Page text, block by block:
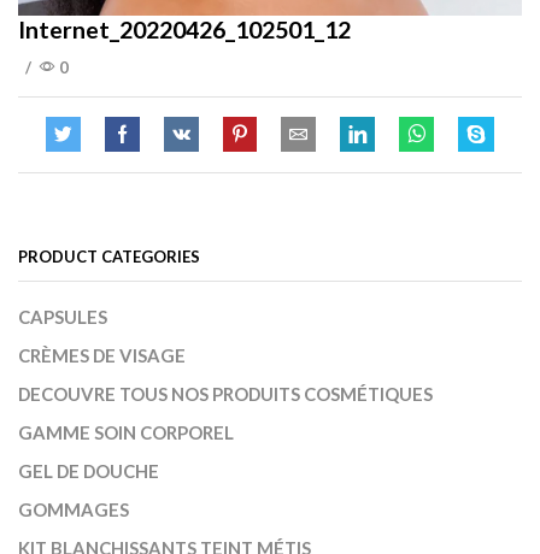
Internet_20220426_102501_12
/ 0
PRODUCT CATEGORIES
CAPSULES
CRÈMES DE VISAGE
DECOUVRE TOUS NOS PRODUITS COSMÉTIQUES
GAMME SOIN CORPOREL
GEL DE DOUCHE
GOMMAGES
KIT BLANCHISSANTS TEINT MÉTIS